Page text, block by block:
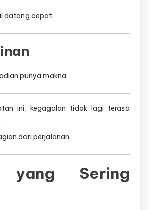
datang cepat.
punya makna.
ini, kegagalan tidak lagi terasa
dari perjalanan.
yang Sering